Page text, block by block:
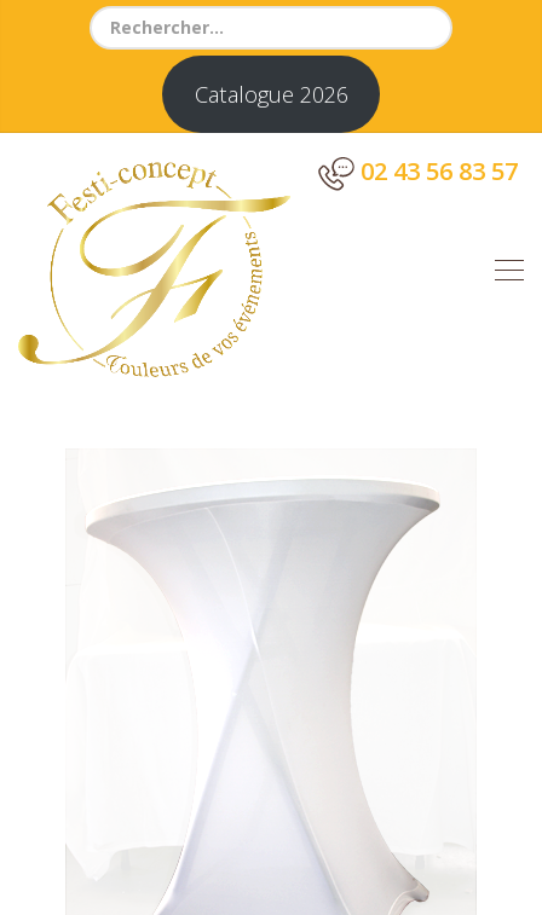
Search
Catalogue 2026
02 43 56 83 57